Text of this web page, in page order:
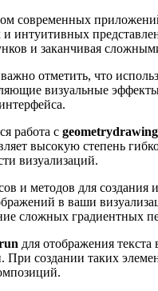
современных
интуитивных
и заканчивая
отметить, что
визуальные
работа с geometrydrawing
высокую степень
визуализаций.
и методов для
в ваши
сложных градиентных
для отображения
создании таких